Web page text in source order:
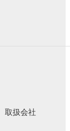
取扱会社